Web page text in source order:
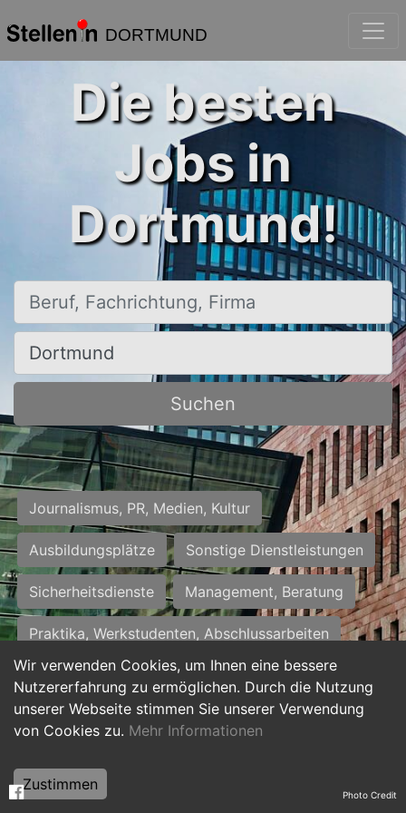
DORTMUND
Wir verwenden Cookies, um Ihnen eine bessere
Nutzererfahrung zu ermöglichen. Durch die Nutzung
unserer Webseite stimmen Sie unserer Verwendung
von Cookies zu. Mehr Informationen
Zustimmen
Die besten
Jobs in
Dortmund!
Beruf, Fachrichtung, Firma
Ort, Stadt
Suchen
Journalismus, PR, Medien, Kultur
Ausbildungsplätze Sonstige Dienstleistungen
Sicherheitsdienste Management, Beratung
Praktika, Werkstudenten, Abschlussarbeiten
Personalwesen Assistenz, Sekretariat
Hilfskräfte, Aushilfs- und Nebenjobs
Weiterbildung, Studium, duale Ausbildung Photo Credit